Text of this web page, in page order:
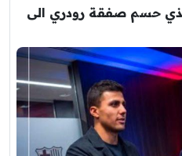
حسم صفقة رودري الى